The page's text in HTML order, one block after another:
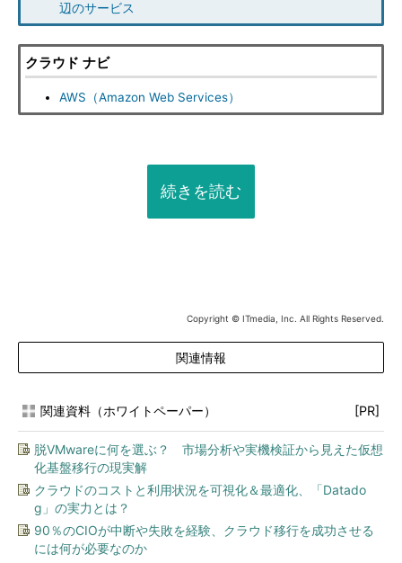
辺のサービス
クラウド ナビ
AWS（Amazon Web Services）
続きを読む
Copyright © ITmedia, Inc. All Rights Reserved.
関連情報
関連資料（ホワイトペーパー） [PR]
脱VMwareに何を選ぶ？ 市場分析や実機検証から見えた仮想
化基盤移行の現実解
クラウドのコストと利用状況を可視化＆最適化、「Datado
g」の実力とは？
90％のCIOが中断や失敗を経験、クラウド移行を成功させる
には何が必要なのか